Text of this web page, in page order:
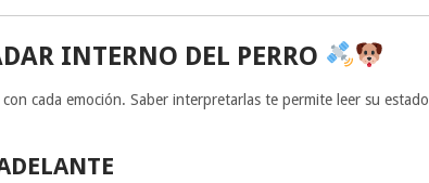
INTERNO DEL PERRO
cada emoción. Saber interpretarlas te permite leer su estado